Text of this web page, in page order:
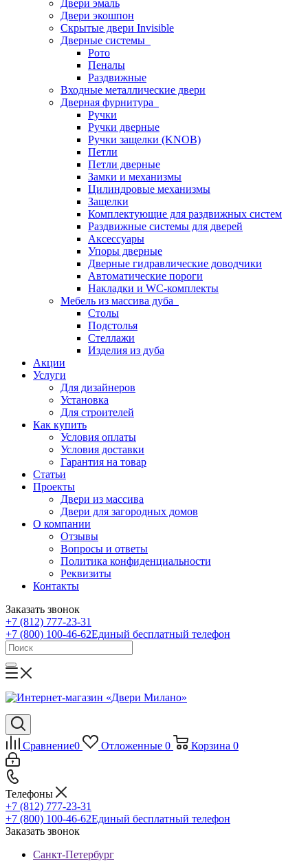
Двери эмаль
Двери экошпон
Скрытые двери Invisible
Дверные системы
Рото
Пеналы
Раздвижные
Входные металлические двери
Дверная фурнитура
Ручки
Ручки дверные
Ручки защелки (KNOB)
Петли
Петли дверные
Замки и механизмы
Цилиндровые механизмы
Защелки
Комплектующие для раздвижных систем
Раздвижные системы для дверей
Аксессуары
Упоры дверные
Дверные гидравлические доводчики
Автоматические пороги
Накладки и WC-комплекты
Мебель из массива дуба
Столы
Подстолья
Стеллажи
Изделия из дуба
Акции
Услуги
Для дизайнеров
Установка
Для строителей
Как купить
Условия оплаты
Условия доставки
Гарантия на товар
Статьи
Проекты
Двери из массива
Двери для загородных домов
О компании
Отзывы
Вопросы и ответы
Политика конфиденциальности
Реквизиты
Контакты
Заказать звонок
+7 (812) 777-23-31
+7 (800) 100-46-62Единый бесплатный телефон
Сравнение0 Отложенные 0 Корзина 0
Телефоны
+7 (812) 777-23-31
+7 (800) 100-46-62Единый бесплатный телефон
Заказать звонок
Санкт-Петербург